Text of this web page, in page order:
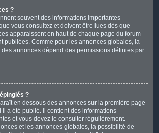
?
souvent des informations importantes
vous consultez et doivent être lues dès que
apparaissent en haut de chaque page du forum
publiées. Comme pour les annonces globales, la
annonces dépend des permissions définies par
?
en dessous des annonces sur la première page
il a été publié. il contient des informations
et vous devez le consulter régulièrement.
et les annonces globales, la possibilité de